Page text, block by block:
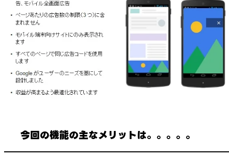
今回の機能の主なメリットは。。。。。